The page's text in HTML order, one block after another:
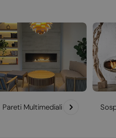
Pareti Multimediali